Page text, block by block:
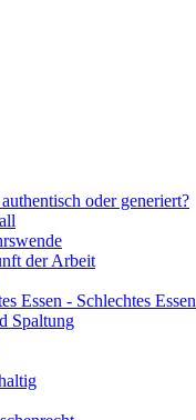
oder generiert?
der Arbeit
Essen - Schlechtes Essen
Spaltung